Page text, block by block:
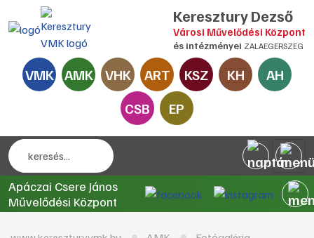
Keresztury Dezső
Városi Művelődési Központ
és intézményei ZALAEGERSZEG
VMK AMK VHK ART KSZ KH
AH
CSB
EP
Apáczai Csere János
Művelődési Központ